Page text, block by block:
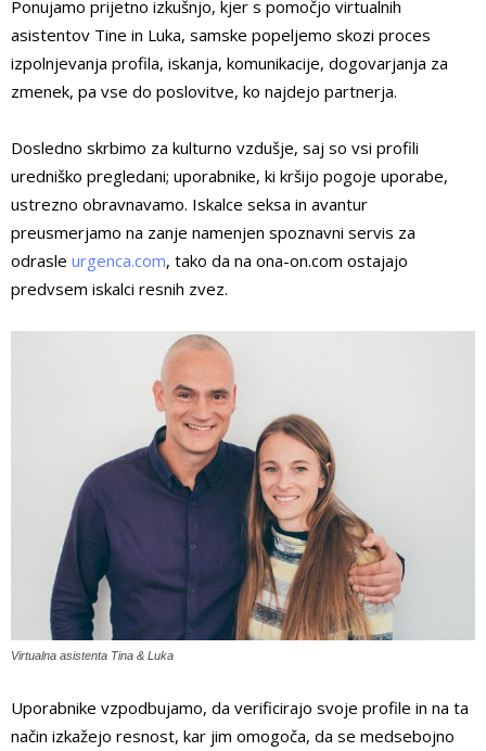
Ponujamo prijetno izkušnjo, kjer s pomočjo virtualnih
asistentov Tine in Luka, samske popeljemo skozi proces
izpolnjevanja profila, iskanja, komunikacije, dogovarjanja za
zmenek, pa vse do poslovitve, ko najdejo partnerja.
Dosledno skrbimo za kulturno vzdušje, saj so vsi profili
uredniško pregledani; uporabnike, ki kršijo pogoje uporabe,
ustrezno obravnavamo. Iskalce seksa in avantur
preusmerjamo na zanje namenjen spoznavni servis za
odrasle urgenca.com, tako da na ona-on.com ostajajo
predvsem iskalci resnih zvez.
Virtualna asistenta Tina & Luka
Uporabnike vzpodbujamo, da verificirajo svoje profile in na ta
način izkažejo resnost, kar jim omogoča, da se medsebojno